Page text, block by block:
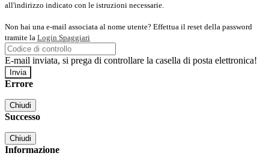
all'indirizzo indicato con le istruzioni necessarie.
Non hai una e-mail associata al nome utente? Effettua il reset della password
tramite la Login Spaggiari
E-mail inviata, si prega di controllare la casella di posta elettronica!
Errore
Chiudi
Successo
Chiudi
Informazione